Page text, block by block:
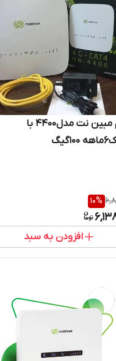
مودم مبین نت مدل4400 با
10%
افزودن به سبد